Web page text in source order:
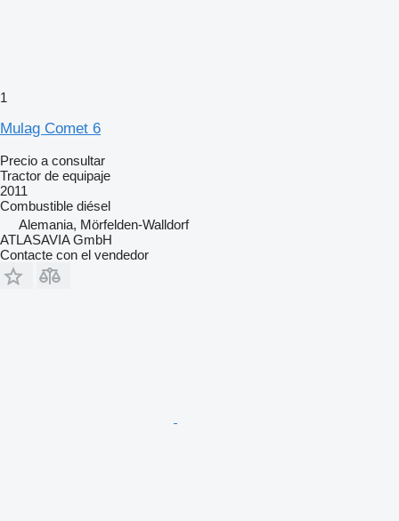
1
Mulag Comet 6
Precio a consultar
Tractor de equipaje
2011
Combustible diésel
Alemania, Mörfelden-Walldorf
ATLASAVIA GmbH
Contacte con el vendedor